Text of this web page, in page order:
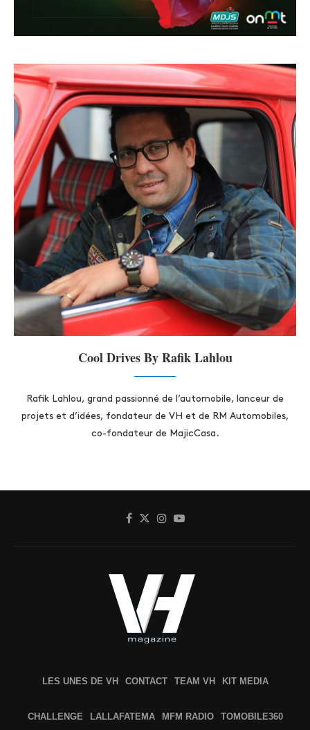
Cool Drives By Rafik Lahlou
Rafik Lahlou, grand passionné de l’automobile, lanceur de
projets et d’idées, fondateur de VH et de RM Automobiles,
co-fondateur de MajicCasa.
LES UNES DE VH CONTACT TEAM VH KIT MEDIA
CHALLENGE LALLAFATEMA MFM RADIO TOMOBILE360